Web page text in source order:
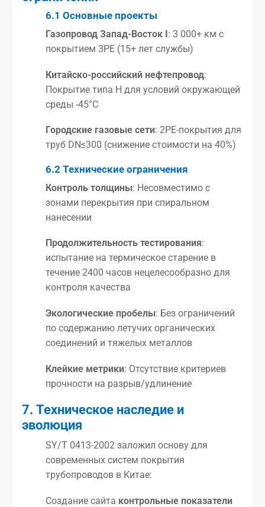
6.1 Основные проекты
Газопровод Запад-Восток I: 3 000+ км с
покрытием 3PE (15+ лет службы)
Китайско-российский нефтепровод:
Покрытие типа H для условий окружающей
среды -45°C
Городские газовые сети: 2PE-покрытия для
труб DN≤300 (снижение стоимости на 40%)
6.2 Технические ограничения
Контроль толщины: Несовместимо с
зонами перекрытия при спиральном
нанесении
Продолжительность тестирования:
испытание на термическое старение в
течение 2400 часов нецелесообразно для
контроля качества
Экологические пробелы: Без ограничений
по содержанию летучих органических
соединений и тяжелых металлов
Клейкие метрики: Отсутствие критериев
прочности на разрыв/удлинение
7. Техническое наследие и
эволюция
SY/T 0413-2002 заложил основу для
современных систем покрытия
трубопроводов в Китае:
Создание сайта контрольные показатели